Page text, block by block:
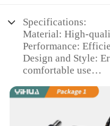
Specifications:
Material: High-
Performance:
Design and Style:
comfortable use
tasks
Shape or Size:
handling